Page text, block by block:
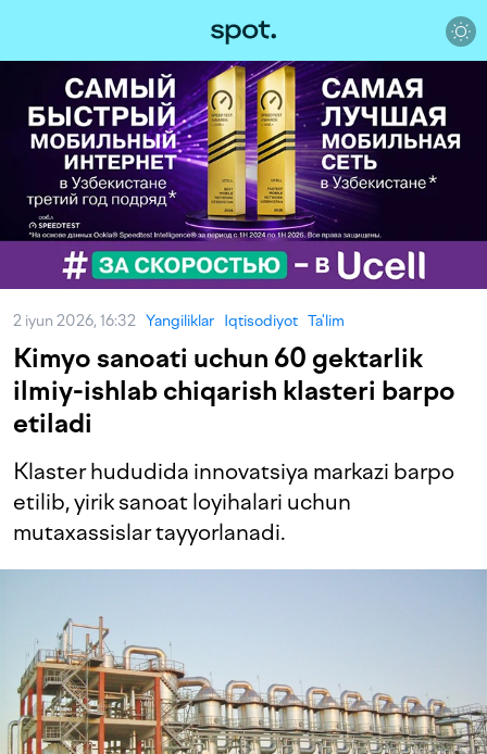
2 iyun 2026, 16:32 Yangiliklar Iqtisodiyot Ta'lim
Kimyo sanoati uchun 60 gektarlik
ilmiy-ishlab chiqarish klasteri barpo
etiladi
Klaster hududida innovatsiya markazi barpo
etilib, yirik sanoat loyihalari uchun
mutaxassislar tayyorlanadi.